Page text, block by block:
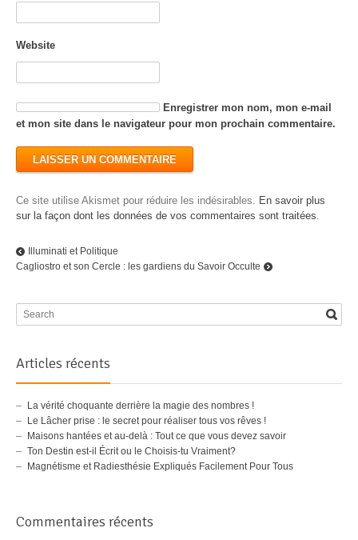
Website
Enregistrer mon nom, mon e-mail
et mon site dans le navigateur pour mon prochain commentaire.
Ce site utilise Akismet pour réduire les indésirables. En savoir plus
sur la façon dont les données de vos commentaires sont traitées.
Illuminati et Politique
Cagliostro et son Cercle : les gardiens du Savoir Occulte
Articles récents
La vérité choquante derrière la magie des nombres !
Le Lâcher prise : le secret pour réaliser tous vos rêves !
Maisons hantées et au-delà : Tout ce que vous devez savoir
Ton Destin est-il Écrit ou le Choisis-tu Vraiment?
Magnétisme et Radiesthésie Expliqués Facilement Pour Tous
Commentaires récents